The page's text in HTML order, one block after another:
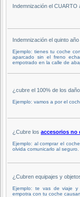
Indemnización el
Indemnización el quinto
Ejemplo: tienes tu coche
aparcado sin el freno
empotrado en la calle de
¿cubre el 100% de los
Ejemplo: vamos a por el
¿Cubre los accesorios no
Ejemplo: al comprar el
olvida comunicarlo al seguro.
¿Cubren equipajes y
Ejemplo: te vas de viaje y
empotra con tu coche